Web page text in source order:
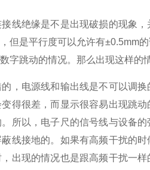
线绝缘是不是出现破损的现象
但是平行度可以允许有±0.5mm
字跳动的情况。那么出现这样的
，电源线和输出线是不可以调
得很差，而显示很容易出现跳
所以，电子尺的信号线与设备
线接地的。如果有高频干扰的
出现的情况也是跟高频干扰一